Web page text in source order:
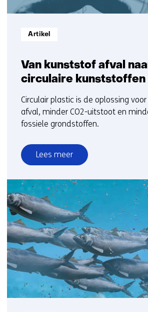
Van kunststof afval
circulaire kunststoffen
Informatietype:
Artikel
Circulair plastic is de oplossing
afval, minder CO2-uitstoot en
fossiele grondstoffen.
Lees meer
over
Van
kunststof
afval
naar
circulaire
kunststoffen